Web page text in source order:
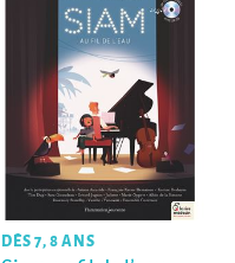
DÈS 7, 8 ANS